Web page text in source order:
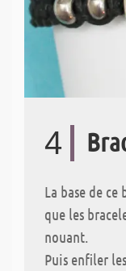
4
La base de
que les
nouant.
Puis enfiler